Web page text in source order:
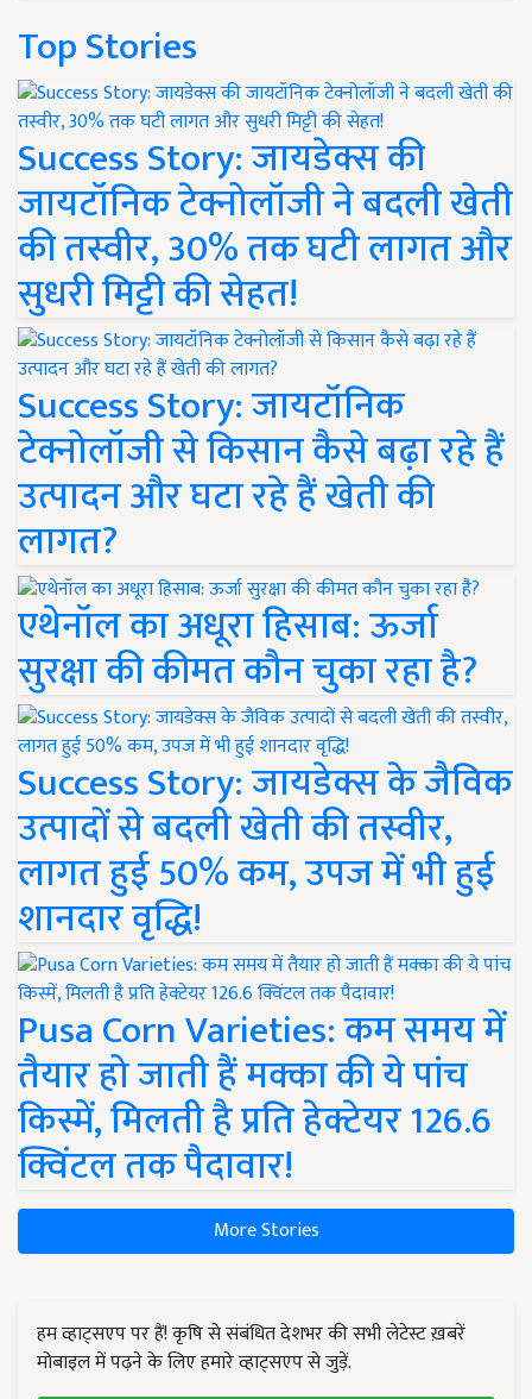
Top Stories
Success Story: जायडेक्स की
जायटॉनिक टेक्नोलॉजी ने बदली खेती
की तस्वीर, 30% तक घटी लागत और
सुधरी मिट्टी की सेहत!
Success Story: जायटॉनिक
टेक्नोलॉजी से किसान कैसे बढ़ा रहे हैं
उत्पादन और घटा रहे हैं खेती की
लागत?
एथेनॉल का अधूरा हिसाब: ऊर्जा
सुरक्षा की कीमत कौन चुका रहा है?
Success Story: जायडेक्स के जैविक
उत्पादों से बदली खेती की तस्वीर,
लागत हुई 50% कम, उपज में भी हुई
शानदार वृद्धि!
Pusa Corn Varieties: कम समय में
तैयार हो जाती हैं मक्का की ये पांच
किस्में, मिलती है प्रति हेक्टेयर 126.6
क्विंटल तक पैदावार!
More Stories
हम व्हाट्सएप पर हैं! कृषि से संबंधित देशभर की सभी लेटेस्ट ख़बरें
मोबाइल में पढ़ने के लिए हमारे व्हाट्सएप से जुड़ें.